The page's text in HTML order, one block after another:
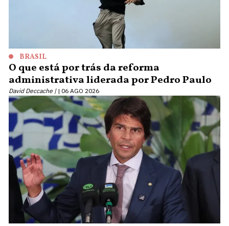
BRASIL
O que está por trás da reforma
administrativa liderada por Pedro Paulo
David Deccache | 06 AGO 2026